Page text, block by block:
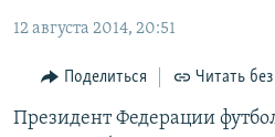
главной
навигации
Вернутся
поиску
11 ЛЕТ ОККУПАЦИИ КРЫМА. 11
ЕЩЕ
ИНТЕРАКТИВ
ИНФОГРАФИКА
РАДІО СВОБОДА
КАК ОБОЙТИ БЛОКИРОВКУ
12 августа 2014, 20:51
Поделиться Читать без
Президент Федерации